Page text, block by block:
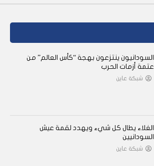
السودانيون ينتزعون بهجة “كأس العالم” من
عتمة أزمات الحرب
شبكة عاين
الغلاء يطال كل شيء ويهدد لقمة عيش
السودانيين
شبكة عاين